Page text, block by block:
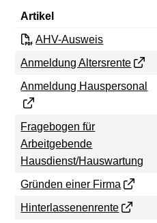
Artikel
AHV-Ausweis
Anmeldung Altersrente
Anmeldung Hauspersonal
Fragebogen für
Arbeitgebende
Hausdienst/Hauswartung
Gründen einer Firma
Hinterlassenenrente